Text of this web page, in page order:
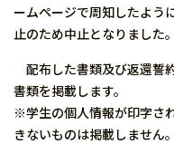
ームページで周知したよう
止のため中止となりました。
配布した書類及び返還誓
書類を掲載します。
※学生の個人情報が印字さ
きないものは掲載しません。